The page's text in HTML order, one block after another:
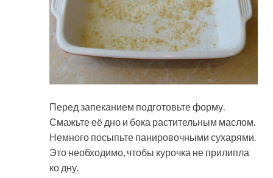
Перед запеканием подготовьте форму.
Смажьте её дно и бока растительным маслом.
Немного посыпьте панировочными сухарями.
Это необходимо, чтобы курочка не прилипла
ко дну.